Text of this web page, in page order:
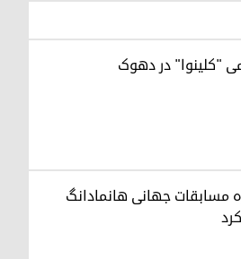
"کلینوا" در دهوک
مسابقات جهانی هانمادانگ